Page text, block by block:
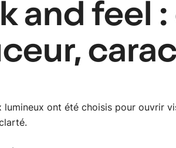
and feel
lumineux ont été choisis pour ouvrir